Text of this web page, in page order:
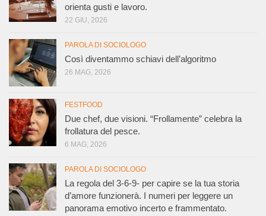
orienta gusti e lavoro.
22 GIU, 2026
PAROLA DI SOCIOLOGO
Così diventammo schiavi dell’algoritmo
26 MAG, 2026
FESTFOOD
Due chef, due visioni. “Frollamente” celebra la
frollatura del pesce.
6 MAG, 2026
PAROLA DI SOCIOLOGO
La regola del 3-6-9- per capire se la tua storia
d’amore funzionerà. I numeri per leggere un
panorama emotivo incerto e frammentato.